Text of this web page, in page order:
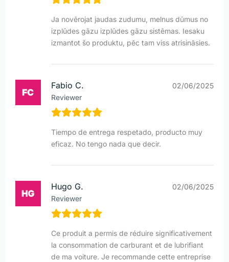
Ja novērojat jaudas zudumu, melnus dūmus no
izplūdes gāzu izplūdes gāzu sistēmas. Iesaku
izmantot šo produktu, pēc tam viss atrisināsies.
Fabio C.
Reviewer
02/06/2025
Tiempo de entrega respetado, producto muy
eficaz. No tengo nada que decir.
Hugo G.
Reviewer
02/06/2025
Ce produit a permis de réduire significativement
la consommation de carburant et de lubrifiant
de ma voiture. Je recommande cette entreprise